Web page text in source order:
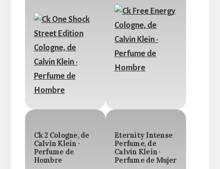
Ck 2 Cologne, de
Calvin Klein ·
Perfume de
Hombre
Eternity Intense
Perfume, de
Calvin Klein ·
Perfume de Mujer